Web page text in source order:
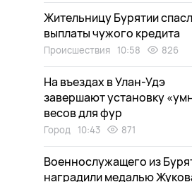
Жительницу Бурятии
выплаты чужого кредита
Происшествия 10:58 826
На въездах в Улан-Удэ
завершают установку
весов для фур
Город 10:43 871
Военнослужащего из
наградили медалью